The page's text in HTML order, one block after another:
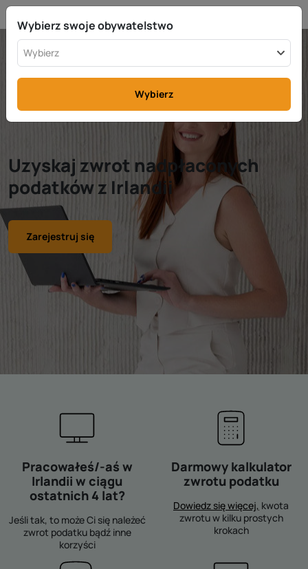
Uzyskaj zwrot nadpłaconych
podatków z Irlandii
Zarejestruj się
Pracowałeś/-aś w
Irlandii w ciągu
ostatnich 4 lat?
Jeśli tak, to może Ci się należeć
zwrot podatku bądź inne
korzyści
Darmowy kalkulator
zwrotu podatku
Dowiedz się więcej, kwota
zwrotu w kilku prostych
krokach
Wybierz swoje obywatelstwo
Wybierz
Wybierz